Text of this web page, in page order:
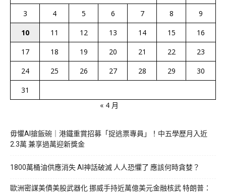
3
4 5 6 7 8
9
10
11 12 13 14 15
16
17
18 19 20 21 22
23
24
25 26 27 28 29
30
31
« 4 月
毋懼AI搶飯碗｜港鐵重賞招募「捉逃票專員」！中五學歷月入近
2.3萬 兼享過萬迎新獎金
1800萬桶油供應消失 AI神話破滅 人人恐懼了 應該何時貪婪？
歐洲密謀美債美股武器化 挪威手持近萬億美元金融核武 特朗普：